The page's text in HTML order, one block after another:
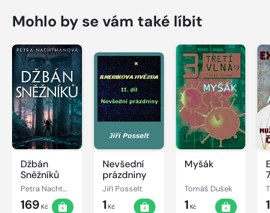
Mohlo by se vám také líbit
Džbán
Sněžníků
Petra Nachtmanová
169 Kč
Nevšední
prázdniny
Jiří Posselt
1 Kč
Myšák
Tomáš Dušek
1 Kč 1